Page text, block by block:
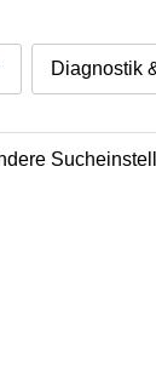
Diagnostik